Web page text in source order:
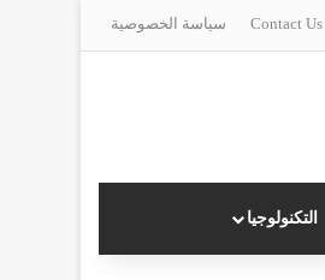
سياسة الخصوصية
التكنولوجيا